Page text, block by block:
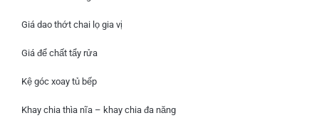
Giá dao thớt chai lọ gia vị
Giá để chất tẩy rửa
Kệ góc xoay tủ bếp
Khay chia thìa nĩa – khay chia đa năng